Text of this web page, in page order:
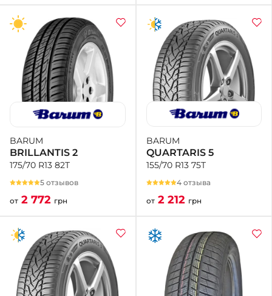
BARUM
BRILLANTIS 2
175/70 R13 82T
5 отзывов
от 2 772 грн
BARUM
QUARTARIS 5
155/70 R13 75T
4 отзыва
от 2 212 грн